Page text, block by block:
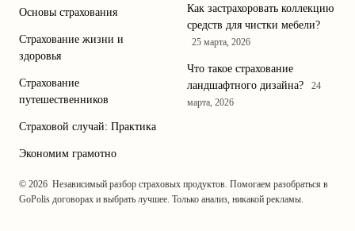
Основы страхования
Страхование жизни и
здоровья
Страхование
путешественников
Страховой случай: Практика
Экономим грамотно
Как застрахоровать коллекцию
средств для чистки мебели?
25 марта, 2026
Что такое страхование
ландшафтного дизайна?
24
марта, 2026
© 2026
GoPolis
Независимый разбор страховых продуктов. Помогаем разобраться в
договорах и выбрать лучшее. Только анализ, никакой рекламы.